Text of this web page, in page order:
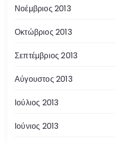
Νοέμβριος 2013
Οκτώβριος 2013
Σεπτέμβριος 2013
Αύγουστος 2013
Ιούλιος 2013
Ιούνιος 2013